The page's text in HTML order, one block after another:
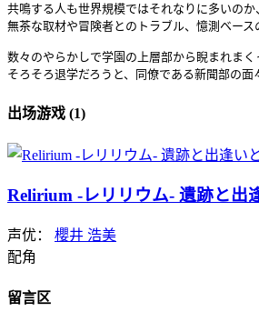
共鳴する人も世界規模ではそれなりに多いの
無茶な取材や冒険者とのトラブル、憶測ベース
数々のやらかしで学園の上層部から睨まれま
そろそろ退学だろうと、同僚である新聞部の面
出场游戏 (1)
Relirium -レリリウム- 遺跡と出
声优： 櫻井 浩美
配角
留言区